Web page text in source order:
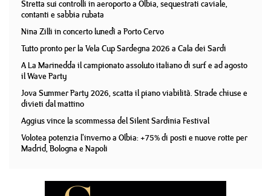
Stretta sui controlli in aeroporto a Olbia, sequestrati caviale,
contanti e sabbia rubata
Nina Zilli in concerto lunedì a Porto Cervo
Tutto pronto per la Vela Cup Sardegna 2026 a Cala dei Sardi
A La Marinedda il campionato assoluto italiano di surf e ad agosto
il Wave Party
Jova Summer Party 2026, scatta il piano viabilità. Strade chiuse e
divieti dal mattino
Aggius vince la scommessa del Silent Sardinia Festival
Volotea potenzia l'inverno a Olbia: +75% di posti e nuove rotte per
Madrid, Bologna e Napoli